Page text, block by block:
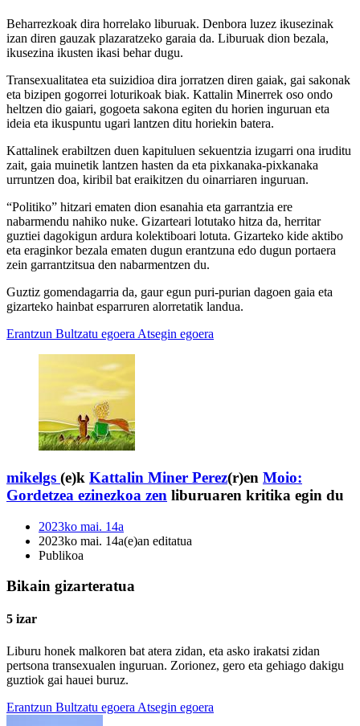
Beharrezkoak dira horrelako liburuak. Denbora luzez ikusezinak
izan diren gauzak plazaratzeko garaia da. Liburuak dion bezala,
ikusezina ikusten ikasi behar dugu.
Transexualitatea eta suizidioa dira jorratzen diren gaiak, gai sakonak
eta bizipen gogorrei loturikoak biak. Kattalin Minerrek oso ondo
heltzen dio gaiari, gogoeta sakona egiten du horien inguruan eta
ideia eta ikuspuntu ugari lantzen ditu horiekin batera.
Kattalinek erabiltzen duen kapituluen sekuentzia izugarri ona iruditu
zait, gaia muinetik lantzen hasten da eta pixkanaka-pixkanaka
urruntzen doa, kiribil bat eraikitzen du oinarriaren inguruan.
“Politiko” hitzari ematen dion esanahia eta garrantzia ere
nabarmendu nahiko nuke. Gizarteari lotutako hitza da, herritar
guztiei dagokigun ardura kolektiboari lotuta. Gizarteko kide aktibo
eta eraginkor bezala ematen dugun erantzuna edo dugun portaera
zein garrantzitsua den nabarmentzen du.
Guztiz gomendagarria da, gaur egun puri-purian dagoen gaia eta
gizarteko hainbat esparruren alorretatik landua.
Erantzun Bultzatu egoera Atsegin egoera
mikelgs (e)k Kattalin Miner Perez(r)en Moio:
Gordetzea ezinezkoa zen liburuaren kritika egin du
2023ko mai. 14a
2023ko mai. 14a(e)an editatua
Publikoa
Bikain gizarteratua
5 izar
Liburu honek malkoren bat atera zidan, eta asko irakatsi zidan
pertsona transexualen inguruan. Zorionez, gero eta gehiago dakigu
guztiok gai hauei buruz.
Erantzun Bultzatu egoera Atsegin egoera